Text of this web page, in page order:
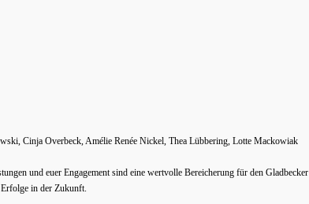
Cinja Overbeck, Amélie Renée Nickel, Thea Lübbering, Lotte Mackowiak
und euer Engagement sind eine wertvolle Bereicherung für den Gladbecker
in der Zukunft.